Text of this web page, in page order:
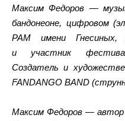
Максим Федоров —
бандонеоне, цифровом
РАМ имени Гнесиных,
и участник
Создатель и
FANDANGO BAND
Максим Федоров — автор